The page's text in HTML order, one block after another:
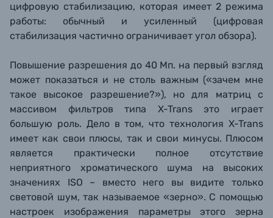
цифровую стабилизацию, которая имеет 2 режима
работы: обычный и усиленный (цифровая
стабилизация частично ограничивает угол обзора).
Повышение разрешения до 40 Мп. на первый взгляд
может показаться и не столь важным («зачем мне
такое высокое разрешение?»), но для матриц с
массивом фильтров типа X-Trans это играет
большую роль. Дело в том, что технология X-Trans
имеет как свои плюсы, так и свои минусы. Плюсом
является практически полное отсутствие
неприятного хроматического шума на высоких
значениях ISO – вместо него вы видите только
световой шум, так называемое «зерно». С помощью
настроек изображения параметры этого зерна